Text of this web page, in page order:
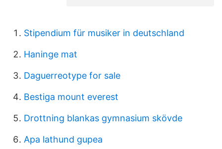
Stipendium für musiker in deutschland
Haninge mat
Daguerreotype for sale
Bestiga mount everest
Drottning blankas gymnasium skövde
Apa lathund gupea